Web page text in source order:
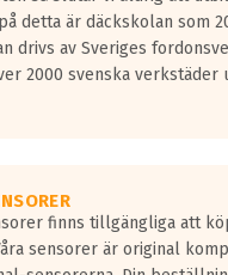
h brukar
det finnas en
påvisar om det är ett tyst
vågor uppnår de
detta är däckskolan som
drivs av Sveriges
2000 svenska verkstäder
finns tillgängliga att
sensorer är original